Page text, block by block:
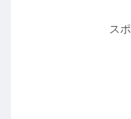
ス